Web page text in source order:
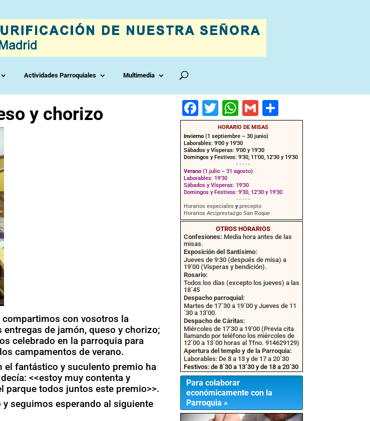
Actividades Parroquiales Multimedia
y chorizo
compartimos con vosotros la
entregas de jamón, queso y chorizo;
celebrado en la parroquia para
campamentos de verano.
el fantástico y suculento premio ha
<<estoy muy contenta y
parque todos juntos este premio>>.
y seguimos esperando al siguiente
F
a
c
e
b
o
o
k
T
wi
tt
er
W
h
at
s
A
p
p
G
m
ai
l
o
p
tir
HORARIO DE MISAS
Invierno(1 septiembre – 30 junio)
Laborables: 9’00 y 19’30
Sábados y Vísperas: 9’00 y 19’30
Domingos y Festivos: 9’30, 11’00, 12’30 y 19’30
· · · · ·
Verano(1 julio – 31 agosto)
Laborables: 19’30
Sábados y Vísperas: 19’30
Domingos y Festivos: 9’30, 12’30 y 19’30
· · · · ·
Horarios especiales yprecepto
Horarios Arciprestazgo San Roque
OTROS HORARIOS
Confesiones: Media hora antes de las
misas.
Exposición del Santísimo:
Jueves de 9:30 (después de misa) a
19’00 (Vísperas y bendición).
Rosario:
Todos los días (excepto los jueves) a las
18´45
Despacho parroquial:
Martes de 17´30 a 19´00 y Jueves de 11
´30 a 13’00.
Despacho de Cáritas:
Miércoles de 17’30 a 19’00 (Previa cita
llamando por teléfono los miércoles de
12´00 a 13´00 horas al Tfno. 914629129)
Apertura del templo y de la Parroquia:
Laborables: De 8 a 13 y de 17 a 20´30
Festivos: de 8`30 a 13´30 y de 18 a 20´30
Para colaborar
económicamente con la
Parroquia »